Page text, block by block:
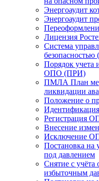
Энергоаудит
Энергоаудит
Лицензия
Система
Порядок учета
ОПО (ПРИ)
ПМЛА План
ликвидации
Положение о
Регистрация
Внесение
Исключение
Постановка на
под давлением
Снятие с учёта
избыточным